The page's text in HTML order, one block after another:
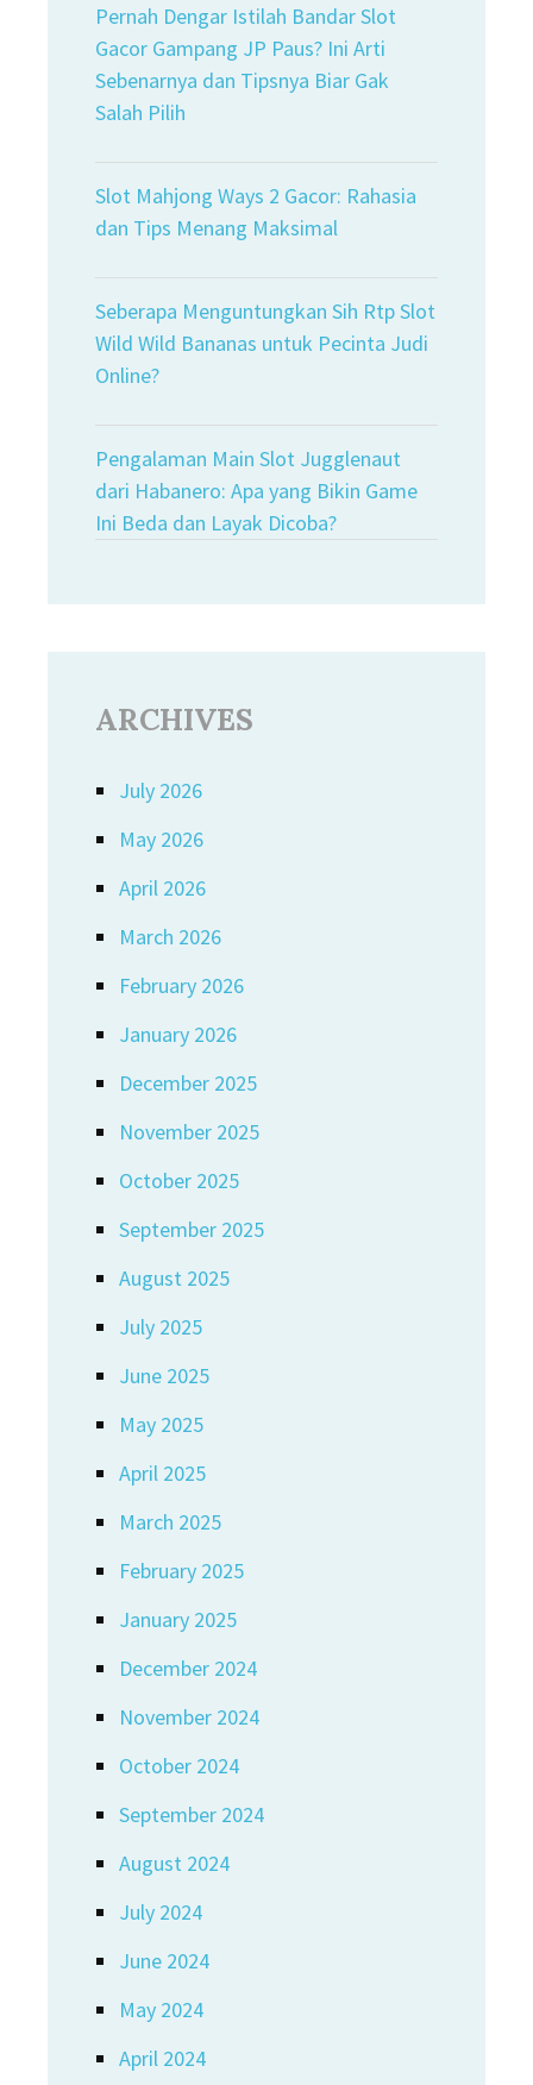
Pernah Dengar Istilah Bandar Slot
Gacor Gampang JP Paus? Ini Arti
Sebenarnya dan Tipsnya Biar Gak
Salah Pilih
Slot Mahjong Ways 2 Gacor: Rahasia
dan Tips Menang Maksimal
Seberapa Menguntungkan Sih Rtp Slot
Wild Wild Bananas untuk Pecinta Judi
Online?
Pengalaman Main Slot Jugglenaut
dari Habanero: Apa yang Bikin Game
Ini Beda dan Layak Dicoba?
ARCHIVES
July 2026
May 2026
April 2026
March 2026
February 2026
January 2026
December 2025
November 2025
October 2025
September 2025
August 2025
July 2025
June 2025
May 2025
April 2025
March 2025
February 2025
January 2025
December 2024
November 2024
October 2024
September 2024
August 2024
July 2024
June 2024
May 2024
April 2024